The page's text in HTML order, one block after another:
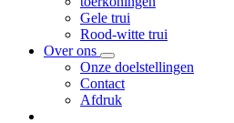
Gele trui
Rood-witte trui
Over ons
Onze doelstellingen
Contact
Afdruk